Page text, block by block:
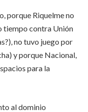
porque Riquelme no
tiempo contra Unión
no tuvo juego por
y porque Nacional,
para la
al dominio